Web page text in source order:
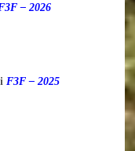
– 2026
F3F – 2025